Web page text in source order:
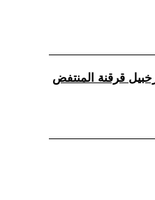
قرقنة المنتفض